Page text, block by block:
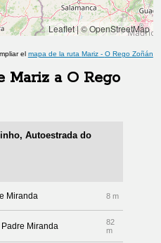
Leaflet|© OpenStreetMap
el mapa de la ruta Mariz- O Rego Zoñán
Mariz a O Rego
Autoestrada do
Miranda 8 m
Miranda
82
m